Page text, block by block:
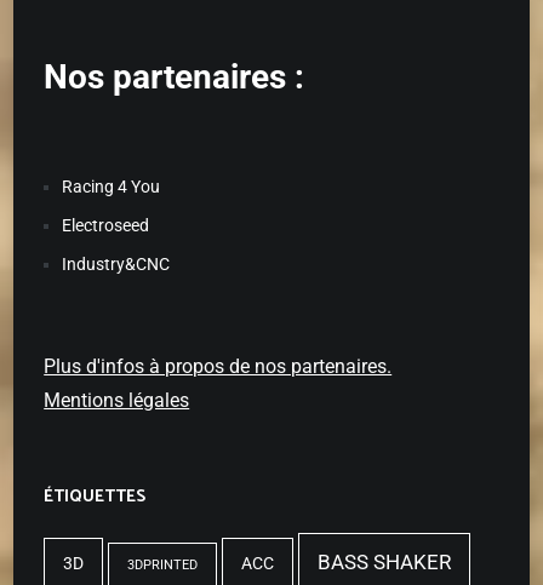
Nos partenaires :
Racing 4 You
Electroseed
Industry&CNC
Plus d'infos à propos de nos partenaires.
Mentions légales
ÉTIQUETTES
3D 3DPRINTED ACC BASS SHAKER